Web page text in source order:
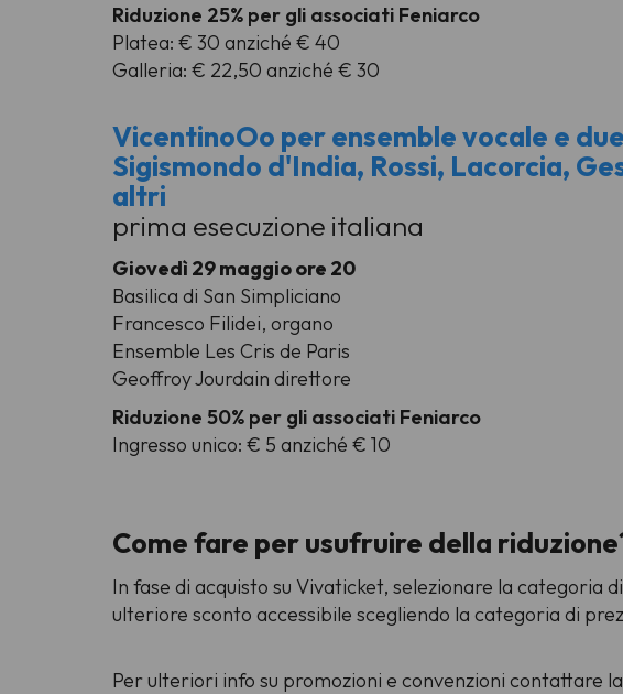
Riduzione 25% per gli associati Feniarco
Platea: € 30 anziché € 40
Galleria: € 22,50 anziché € 30
VicentinoOo per ensemble vocale e
Sigismondo d'India, Rossi, Lacorcia,
altri
prima esecuzione italiana
Giovedì 29 maggio ore 20
Basilica di San Simpliciano
Francesco Filidei, organo
Ensemble Les Cris de Paris
Geoffroy Jourdain direttore
Riduzione 50% per gli associati Feniarco
Ingresso unico: € 5 anziché € 10
Come fare per usufruire della
In fase di acquisto su Vivaticket, selezionare la categoria
ulteriore sconto accessibile scegliendo la categoria di
Per ulteriori info su promozioni e convenzioni contattare